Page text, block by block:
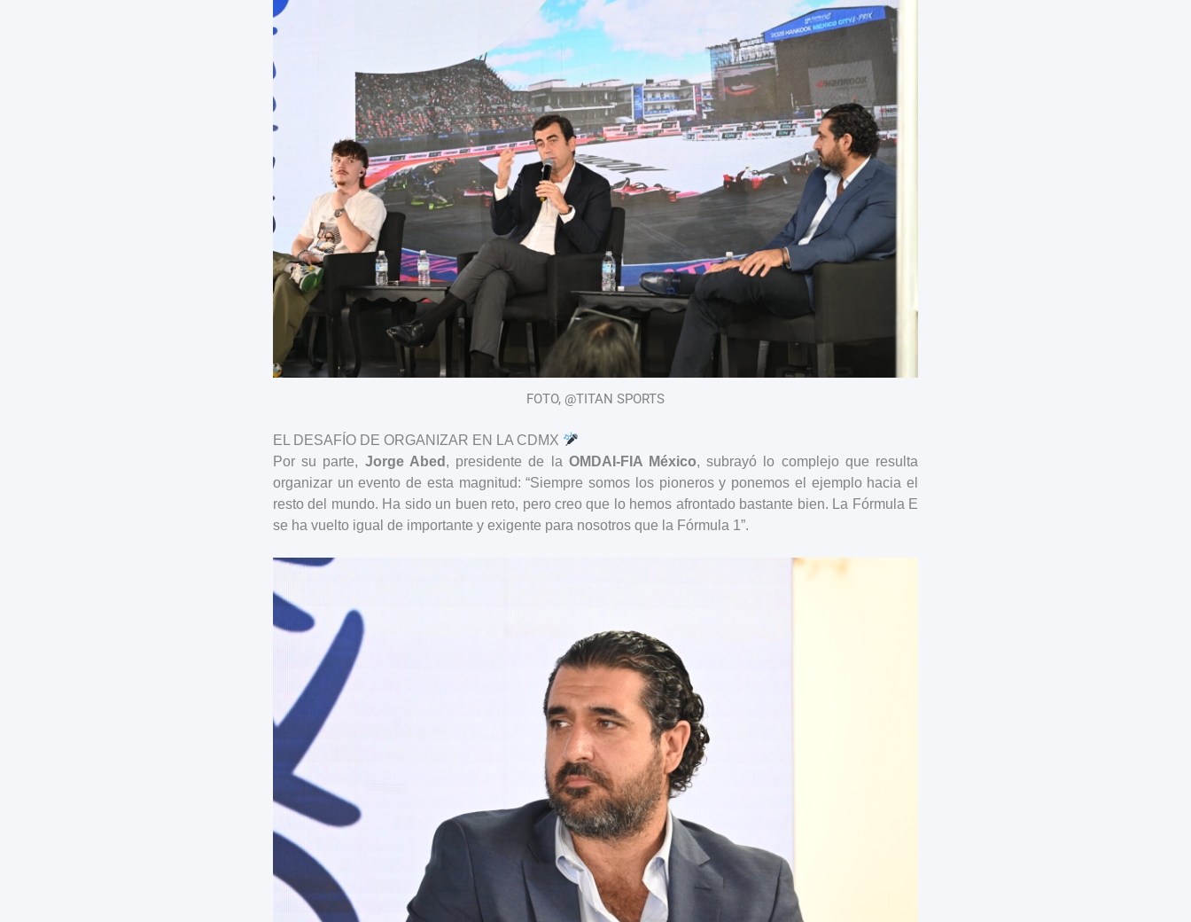
FOTO, @TITAN SPORTS
EL DESAFÍO DE ORGANIZAR EN LA CDMX
Por su parte, Jorge Abed , presidente de la OMDAI-FIA México, subrayó lo complejo que resulta
organizar un evento de esta magnitud: “Siempre somos los pioneros y ponemos el ejemplo hacia el
resto del mundo. Ha sido un buen reto, pero creo que lo hemos afrontado bastante bien. La Fórmula E
se ha vuelto igual de importante y exigente para nosotros que la Fórmula 1”.